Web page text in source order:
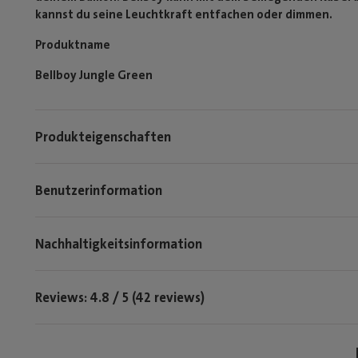
kannst du seine Leuchtkraft entfachen oder dimmen.
Produktname
Bellboy Jungle Green
Produkteigenschaften
Benutzerinformation
Nachhaltigkeitsinformation
Reviews: 4.8 / 5 (42 reviews)